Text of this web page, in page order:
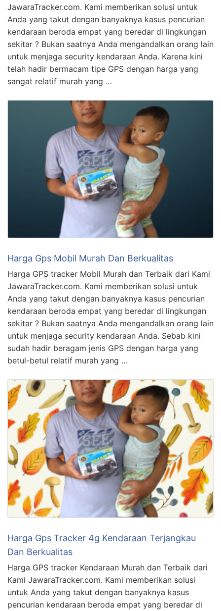
JawaraTracker.com. Kami memberikan solusi untuk
Anda yang takut dengan banyaknya kasus pencurian
kendaraan beroda empat yang beredar di lingkungan
sekitar ? Bukan saatnya Anda mengandalkan orang lain
untuk menjaga security kendaraan Anda. Karena kini
telah hadir bermacam tipe GPS dengan harga yang
sangat relatif murah yang …
Harga Gps Mobil Murah Dan Berkualitas
Harga GPS tracker Mobil Murah dan Terbaik dari Kami
JawaraTracker.com. Kami memberikan solusi untuk
Anda yang takut dengan banyaknya kasus pencurian
kendaraan beroda empat yang beredar di lingkungan
sekitar ? Bukan saatnya Anda mengandalkan orang lain
untuk menjaga security kendaraan Anda. Sebab kini
sudah hadir beragam jenis GPS dengan harga yang
betul-betul relatif murah yang …
Harga Gps Tracker 4g Kendaraan Terjangkau
Dan Berkualitas
Harga GPS tracker Kendaraan Murah dan Terbaik dari
Kami JawaraTracker.com. Kami memberikan solusi
untuk Anda yang takut dengan banyaknya kasus
pencurian kendaraan beroda empat yang beredar di